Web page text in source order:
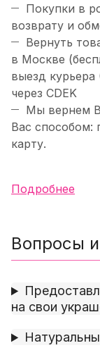
Покупки в
возврату и
Вернуть
в Москве
выезд
через CDEK
Мы вернем
Вас способом:
карту.
Подробнее
Вопросы
на свои